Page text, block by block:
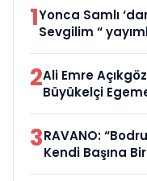
1Yonca Samlı
Sevgilim “
2Ali Emre
Büyükelçi
3RAVANO:
Kendi Başına